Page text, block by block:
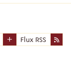
Flux RSS